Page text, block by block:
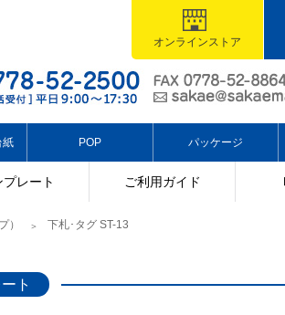
オンラインストア
プレート ご利用ガイド
紙 POP パッケージ
） 下札･タグ ST-13
ト